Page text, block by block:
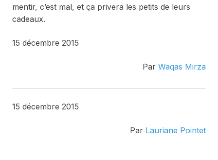
mentir, c’est mal, et ça privera les petits de leurs
cadeaux.
15 décembre 2015
Par Waqas Mirza
15 décembre 2015
Par Lauriane Pointet